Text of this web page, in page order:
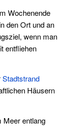
Wochenende
den Ort und an
wenn man
entfliehen
Stadtstrand
Häusern
Meer entlang